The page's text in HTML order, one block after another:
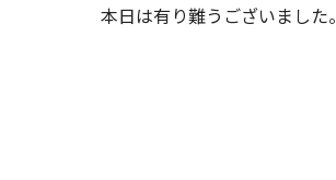
本日は有り難うございました。